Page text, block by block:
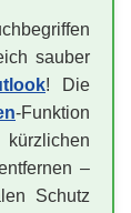
sauber
! Die
-Funktion
–
Schutz